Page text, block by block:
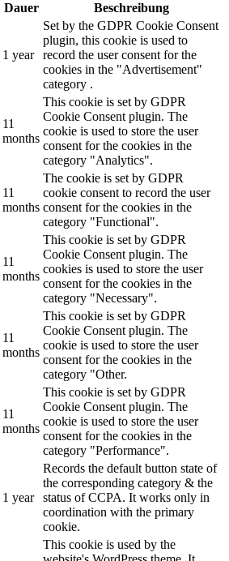
Dauer Beschreibung
1 year
Set by the GDPR Cookie Consent
plugin, this cookie is used to
record the user consent for the
cookies in the "Advertisement"
category .
11
months
This cookie is set by GDPR
Cookie Consent plugin. The
cookie is used to store the user
consent for the cookies in the
category "Analytics".
11
months
The cookie is set by GDPR
cookie consent to record the user
consent for the cookies in the
category "Functional".
11
months
This cookie is set by GDPR
Cookie Consent plugin. The
cookies is used to store the user
consent for the cookies in the
category "Necessary".
11
months
This cookie is set by GDPR
Cookie Consent plugin. The
cookie is used to store the user
consent for the cookies in the
category "Other.
11
months
This cookie is set by GDPR
Cookie Consent plugin. The
cookie is used to store the user
consent for the cookies in the
category "Performance".
1 year
Records the default button state of
the corresponding category & the
status of CCPA. It works only in
coordination with the primary
cookie.
This cookie is used by the